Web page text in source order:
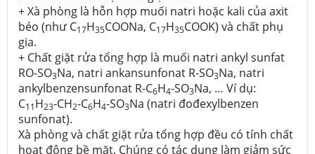
+ Xà phòng là hỗn hợp muối natri hoặc kali của axit
béo (như C17H35COONa, C17H35COOK) và chất phụ
gia.
+ Chất giặt rửa tổng hợp là muối natri ankyl sunfat
RO-SO3Na, natri ankansunfonat R-SO3Na, natri
ankylbenzensunfonat R-C6H4-SO3Na, … Ví dụ:
C11H23-CH2-C6H4-SO3Na (natri đođexylbenzen
sunfonat).
Xà phòng và chất giặt rửa tổng hợp đều có tính chất
hoạt động bề mặt. Chúng có tác dụng làm giảm sức